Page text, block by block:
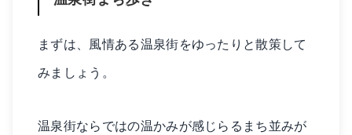
まずは、風情ある温泉街をゆったりと散策して
みましょう。
温泉街ならではの温かみが感じらるまち並みが